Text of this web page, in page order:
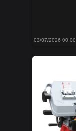
03/07/2026 00:00